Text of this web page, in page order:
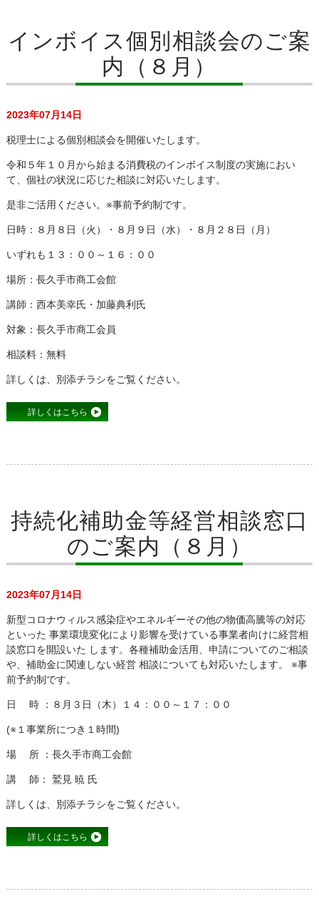
インボイス個別相談会のご案
内（８月）
2023年07月14日
税理士による個別相談会を開催いたします。
令和５年１０月から始まる消費税のインボイス制度の実施におい
て、個社の状況に応じた相談に対応いたします。
是非ご活用ください。※事前予約制です。
日時：８月８日（火）・８月９日（水）・８月２８日（月）
いずれも１３：００～１６：００
場所：長久手市商工会館
講師：西本美幸氏・加藤典利氏
対象：長久手市商工会員
相談料：無料
詳しくは、別添チラシをご覧ください。
詳しくはこちら
持続化補助金等経営相談窓口
のご案内（８月）
2023年07月14日
新型コロナウィルス感染症やエネルギーその他の物価高騰等の対応
といった 事業環境変化により影響を受けている事業者向けに経営相
談窓口を開設いた します。各種補助金活用、申請についてのご相談
や、補助金に関連しない経営 相談についても対応いたします。 ※事
前予約制です。
日 時 ：８月３日（木）１４：００～１７：００
(※１事業所につき１時間)
場 所 ：長久手市商工会館
講 師： 鷲見 暁 氏
詳しくは、別添チラシをご覧ください。
詳しくはこちら